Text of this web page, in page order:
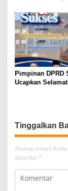
sela Paripurna
Penggunaan
Pimpinan DPRD
Ucapkan
Tinggalkan
Alamat email
ditandai *